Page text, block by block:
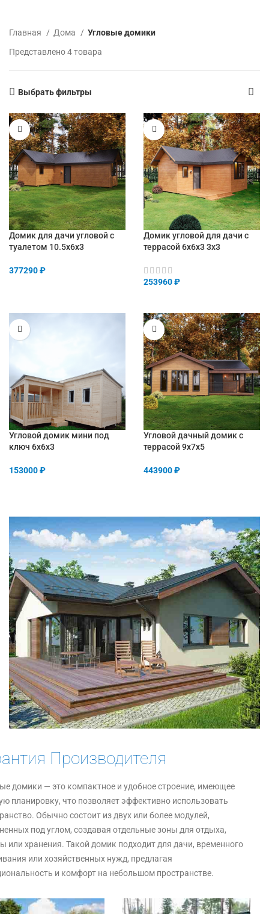
Главная Дома
Угловые домики
Представлено 4 товара
Выбрать фильтры
Домик для дачи угловой с
туалетом 10.5х6х3
377290₽
Домик угловой для дачи с
террасой 6х6х3 3х3
253960₽
Угловой домик мини под
ключ 6х6х3
153000₽
Угловой дачный домик с
террасой 9х7х5
443900₽
Производителя
домики — это компактное и удобное строение, имеющее
планировку, что позволяет эффективно использовать
Обычно состоит из двух или более модулей,
под углом, создавая отдельные зоны для отдыха,
или хранения. Такой домик подходит для дачи, временного
или хозяйственных нужд, предлагая
и комфорт на небольшом пространстве.